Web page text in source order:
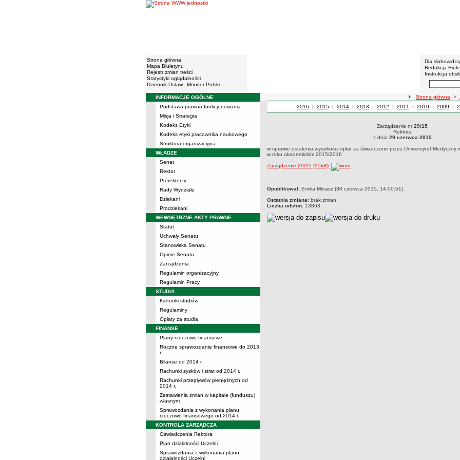
Strona główna
Mapa Biuletynu
Rejestr zmian treści
Statystyki oglądalności
Dziennik Ustaw
Monitor Polski
BIP -
Menu
Dla
Redakcja
Instrukcja
Wyszukiwarka
Menu
INFORMACJE OGÓLNE
Podstawa prawna funkcjonowania
Misja i Strategia
Kodeks Etyki
Kodeks etyki pracownika naukowego
Struktura organizacyjna
WŁADZE
Senat
Rektor
Prorektorzy
Rady Wydziału
Dziekani
Prodziekani
WEWNĘTRZNE AKTY PRAWNE
Statut
Uchwały Senatu
Stanowiska Senatu
Opinie Senatu
Zarządzenia
Regulamin organizacyjny
Regulamin Pracy
STUDIA
Kierunki studiów
Regulaminy
Opłaty za studia
FINANSE
Plany rzeczowo-finansowe
Roczne sprawozdanie finansowe do 2013
r.
Bilanse od 2014 r.
Rachunki zysków i strat od 2014 r.
Rachunki przepływów pieniężnych od
2014 r.
Zestawienia zmian w kapitale (funduszu)
własnym
Sprawozdania z wykonania planu
rzeczowo-finansowego od 2014 r.
KONTROLA ZARZĄDCZA
Oświadczenia Rektora
Plan działalności Uczelni
Sprawozdania z wykonania planu
działalności Uczelni
ścieżka nawigacji
Strona główna >
Zarządzenia z roku
2016 Rektora
| Zarządzenia z roku
2015 Rektora
| Zarządzenia z roku
2014 Rektora
| Zarządzenia z roku
2013 Rektora
| Zarządzenia z roku
2012 Rektora
| Zarządzenia z roku
2011 Rektora
| Zarządzenia z
2010 Rektora
| 2009 |
Zarządzenie nr 29/15Rektoraz dnia 29 czerwca 2015w sprawie
edukacyjne w roku akademickim 2015/2016
Zarządzenie nr29/15
Rektora
z dnia 29 czerwca 2015
w sprawie ustalenia wysokości opłat za świadczone przez Uniwersytet Medyczny
w roku akademickim 2015/2016
Zarządzenie 29/15 (95kB)
metryczka
Opublikował: Emilia Minasz (30 czerwca 2015, 14:00:51)
Ostatnia zmiana: brak zmian
Liczba odsłon: 13863